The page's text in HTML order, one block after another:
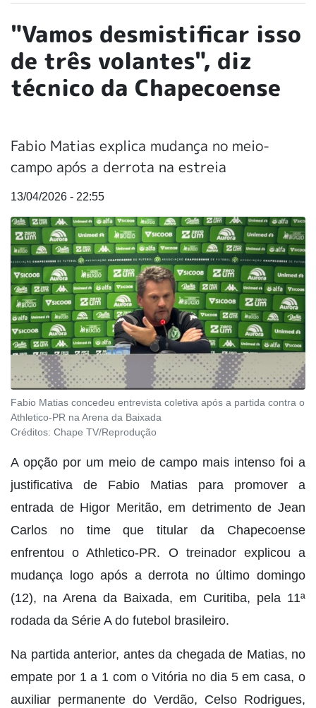
"Vamos desmistificar isso
de três volantes", diz
técnico da Chapecoense
Fabio Matias explica mudança no meio-
campo após a derrota na estreia
13/04/2026 - 22:55
Fabio Matias concedeu entrevista coletiva após a partida contra o
Athletico-PR na Arena da Baixada
Créditos: Chape TV/Reprodução
A opção por um meio de campo mais intenso foi a
justificativa de Fabio Matias para promover a
entrada de Higor Meritão, em detrimento de Jean
Carlos no time que titular da Chapecoense
enfrentou o Athletico-PR. O treinador explicou a
mudança logo após a derrota no último domingo
(12), na Arena da Baixada, em Curitiba, pela 11ª
rodada da Série A do futebol brasileiro.
Na partida anterior, antes da chegada de Matias, no
empate por 1 a 1 com o Vitória no dia 5 em casa, o
auxiliar permanente do Verdão, Celso Rodrigues,